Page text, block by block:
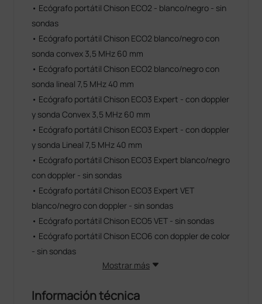
• Ecógrafo portátil Chison ECO2 - blanco/negro - sin
sondas
• Ecógrafo portátil Chison ECO2 blanco/negro con
sonda convex 3,5 MHz 60 mm
• Ecógrafo portátil Chison ECO2 blanco/negro con
sonda lineal 7,5 MHz 40 mm
• Ecógrafo portátil Chison ECO3 Expert - con doppler
y sonda Convex 3,5 MHz 60 mm
• Ecógrafo portátil Chison ECO3 Expert - con doppler
y sonda Lineal 7,5 MHz 40 mm
• Ecógrafo portátil Chison ECO3 Expert blanco/negro
con doppler - sin sondas
• Ecógrafo portátil Chison ECO3 Expert VET
blanco/negro con doppler - sin sondas
• Ecógrafo portátil Chison ECO5 VET - sin sondas
• Ecógrafo portátil Chison ECO6 con doppler de color
- sin sondas
Mostrar más
Información técnica